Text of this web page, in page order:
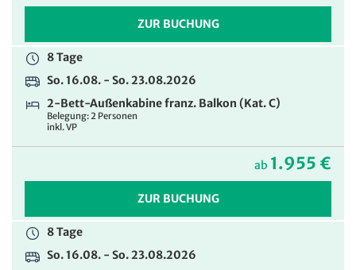
ZUR BUCHUNG
8 Tage
So. 16.08. - So. 23.08.2026
2-Bett-Außenkabine franz. Balkon (Kat. C)
Belegung: 2 Personen
inkl. VP
ab 1.955 €
ZUR BUCHUNG
8 Tage
So. 16.08. - So. 23.08.2026